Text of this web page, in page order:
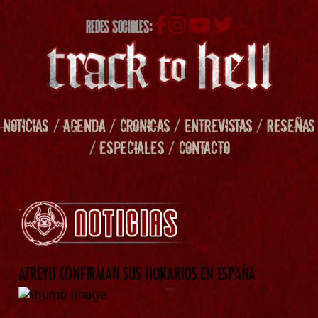
REDES SOCIALES:
NOTICIAS /AGENDA/ CRONICAS/ENTREVISTAS/RESEÑAS
/ESPECIALES/ CONTACTO
ATREYU CONFIRMAN SUS HORARIOS EN ESPAÑA